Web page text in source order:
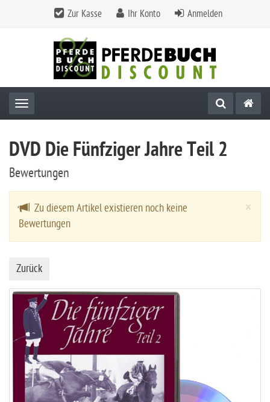
Zur Kasse Ihr Konto Anmelden
Toggle navigation
DVD Die Fünfziger Jahre Teil 2
Bewertungen
×
Zu diesem Artikel existieren noch keine
Bewertungen
Zurück